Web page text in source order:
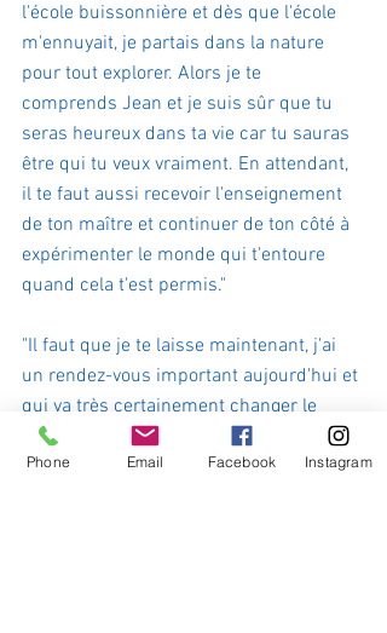
l'école buissonnière et dès que l'école
m'ennuyait, je partais dans la nature
pour tout explorer. Alors je te
comprends Jean et je suis sûr que tu
seras heureux dans ta vie car tu sauras
être qui tu veux vraiment. En attendant,
il te faut aussi recevoir l'enseignement
de ton maître et continuer de ton côté à
expérimenter le monde qui t'entoure
quand cela t'est permis."
"Il faut que je te laisse maintenant, j'ai
un rendez-vous important aujourd'hui et
qui va très certainement changer le
cours de ma vie."
Phone Email Facebook Instagram